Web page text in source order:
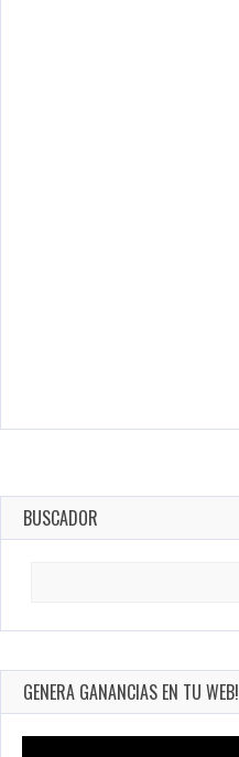
BUSCADOR
GENERA GANANCIAS EN TU WEB!